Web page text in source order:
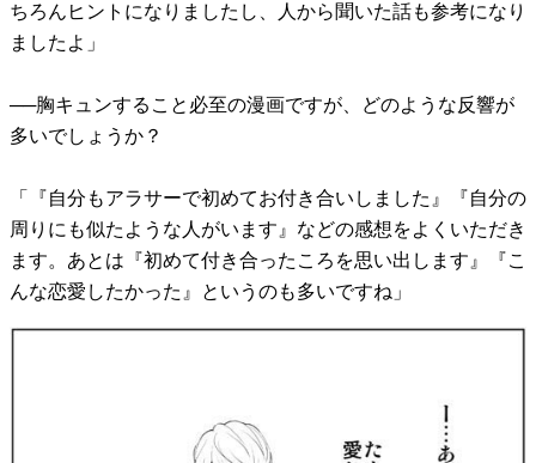
ちろんヒントになりましたし、人から聞いた話も参考になり
ましたよ」
──胸キュンすること必至の漫画ですが、どのような反響が
多いでしょうか？
「『自分もアラサーで初めてお付き合いしました』『自分の
周りにも似たような人がいます』などの感想をよくいただき
ます。あとは『初めて付き合ったころを思い出します』『こ
んな恋愛したかった』というのも多いですね」